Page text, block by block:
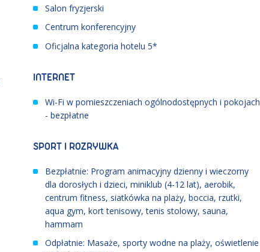
Salon fryzjerski
Centrum konferencyjny
Oficjalna kategoria hotelu 5*
INTERNET
Wi-Fi w pomieszczeniach ogólnodostępnych i pokojach
- bezpłatne
SPORT I ROZRYWKA
Bezpłatnie: Program animacyjny dzienny i wieczorny
dla dorosłych i dzieci, miniklub (4-12 lat), aerobik,
centrum fitness, siatkówka na plaży, boccia, rzutki,
aqua gym, kort tenisowy, tenis stolowy, sauna,
hammam
Odpłatnie: Masaże, sporty wodne na plaży, oświetlenie